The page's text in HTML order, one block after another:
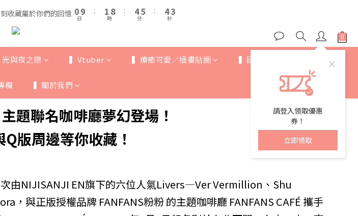
收藏屬於你們的回憶 09
8
6
5
1
0
日
:
1
0
8
7
5
4
0
時
:
4
3
1
0
5
4
2
1
0
分
:
4
3
1
0
2
1
秒
收藏屬於你們的回憶 09
8
6
5
1
0
日
:
1
0
8
7
5
4
0
時
:
4
3
1
0
5
4
2
1
0
分
:
4
3
1
0
2
1
秒
收藏屬於你們的回憶
5
4
09
6
5
4
3
2
:
6
5
18
5
4
3
2
1
9
8
5
4
1
0
9
6
5
2
1
0
:
9
8
5
4
1
0
7
6
2
請登入領取優惠
券！
立即領取
光與夜之戀 ▍Vtuber ▍療癒可愛／插畫貼圖 ▍國際IP ▍歐美卡通
欄 ▍關於我們
題聯名咖啡廳夢幻登場！
版周邊等你收藏！
由NIJISANJI EN旗下的六位人氣Livers—Ver Vermillion、Shu
與正版授權品牌 FANFANS粉粉 的主題咖啡廳 FANFANS CAFÉ 攜手